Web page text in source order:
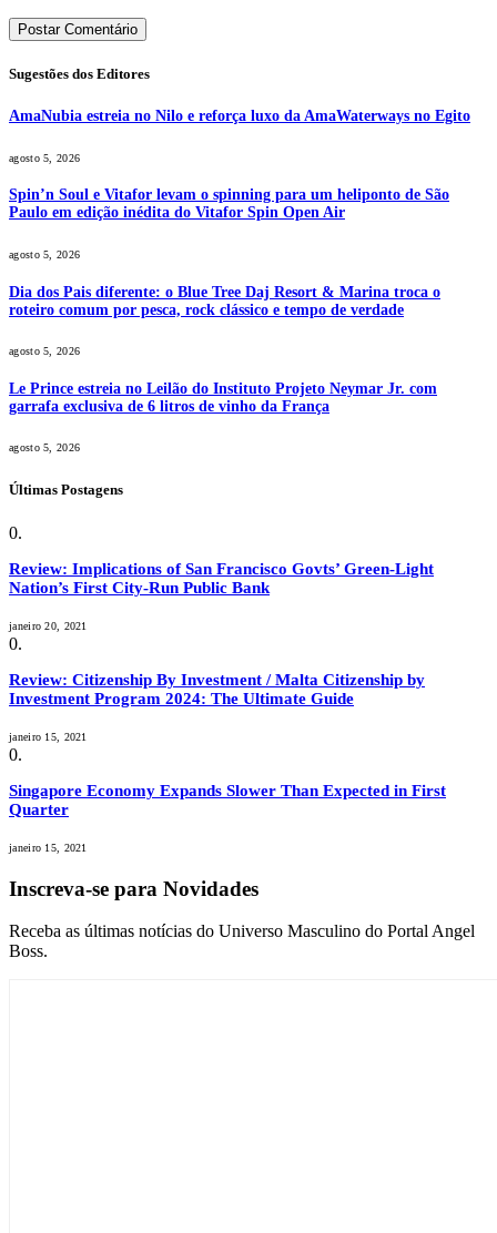
Sugestões dos Editores
AmaNubia estreia no Nilo e reforça luxo da AmaWaterways no Egito
agosto 5, 2026
Spin’n Soul e Vitafor levam o spinning para um heliponto de São
Paulo em edição inédita do Vitafor Spin Open Air
agosto 5, 2026
Dia dos Pais diferente: o Blue Tree Daj Resort & Marina troca o
roteiro comum por pesca, rock clássico e tempo de verdade
agosto 5, 2026
Le Prince estreia no Leilão do Instituto Projeto Neymar Jr. com
garrafa exclusiva de 6 litros de vinho da França
agosto 5, 2026
Últimas Postagens
Review: Implications of San Francisco Govts’ Green-Light
Nation’s First City-Run Public Bank
janeiro 20, 2021
Review: Citizenship By Investment / Malta Citizenship by
Investment Program 2024: The Ultimate Guide
janeiro 15, 2021
Singapore Economy Expands Slower Than Expected in First
Quarter
janeiro 15, 2021
Inscreva-se para Novidades
Receba as últimas notícias do Universo Masculino do Portal Angel
Boss.